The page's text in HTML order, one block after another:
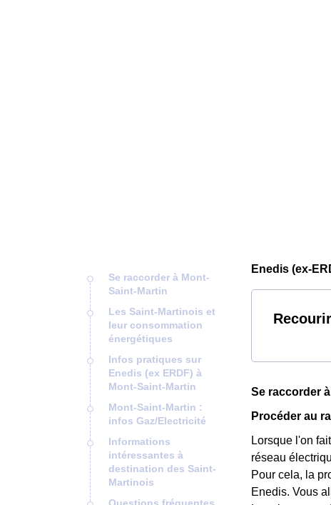
Se raccorder à Mont-
Saint-Martin
Les Saint-Martinois et
leur consommation
énergétiques
Infos pratiques sur
Enedis (ex ERDF) à
Mont-Saint-Martin
Mont-Saint-Martin :
infos Gaz/Electricité
Informations
intéressantes à
destination des Saint-
Martinois
Enedis (ex-
Se raccorder
Procéder au
Lorsque l'on
réseau
Pour cela, la
Enedis. Vous